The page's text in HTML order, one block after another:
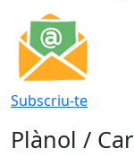
Subscriu-te
Plànol /